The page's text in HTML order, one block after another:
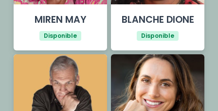
MIREN MAY
Disponible
BLANCHE DIONE
Disponible